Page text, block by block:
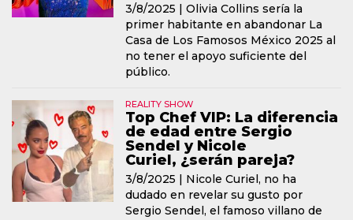
3/8/2025 |Olivia Collins sería la
primer habitante en abandonar La
Casa de Los Famosos México 2025 al
no tener el apoyo suficiente del
público.
REALITY SHOW
Top Chef VIP: La diferencia
de edad entre Sergio
Sendel y Nicole
Curiel, ¿serán pareja?
3/8/2025 | Nicole Curiel, no ha
dudado en revelar su gusto por
Sergio Sendel, el famoso villano de